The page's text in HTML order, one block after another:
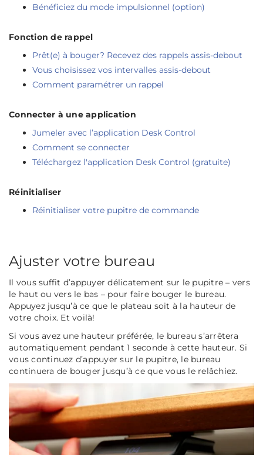
Bénéficiez du mode impulsionnel (option)
Fonction de rappel
Prêt(e) à bouger? Recevez des rappels assis-debout
Vous choisissez vos intervalles assis-debout
Comment paramétrer un rappel
Connecter à une application
Jumeler avec l’application Desk Control
Comment se connecter
Téléchargez l'application Desk Control (gratuite)
Réinitialiser
Réinitialiser votre pupitre de commande
Ajuster votre bureau
Il vous suffit d’appuyer délicatement sur le pupitre – vers
le haut ou vers le bas – pour faire bouger le bureau.
Appuyez jusqu’à ce que le plateau soit à la hauteur de
votre choix. Et voilà!
Si vous avez une hauteur préférée, le bureau s’arrêtera
automatiquement pendant 1 seconde à cette hauteur. Si
vous continuez d’appuyer sur le pupitre, le bureau
continuera de bouger jusqu’à ce que vous le relâchiez.